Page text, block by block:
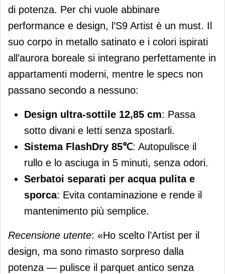
di potenza. Per chi vuole abbinare
performance e design, l’S9 Artist è un must. Il
suo corpo in metallo satinato e i colori ispirati
all’aurora boreale si integrano perfettamente in
appartamenti moderni, mentre le specs non
passano secondo a nessuno:
Design ultra-sottile 12,85 cm: Passa
sotto divani e letti senza spostarli.
Sistema FlashDry 85℃: Autopulisce il
rullo e lo asciuga in 5 minuti, senza odori.
Serbatoi separati per acqua pulita e
sporca: Evita contaminazione e rende il
mantenimento più semplice.
Recensione utente: «Ho scelto l’Artist per il
design, ma sono rimasto sorpreso dalla
potenza — pulisce il parquet antico senza